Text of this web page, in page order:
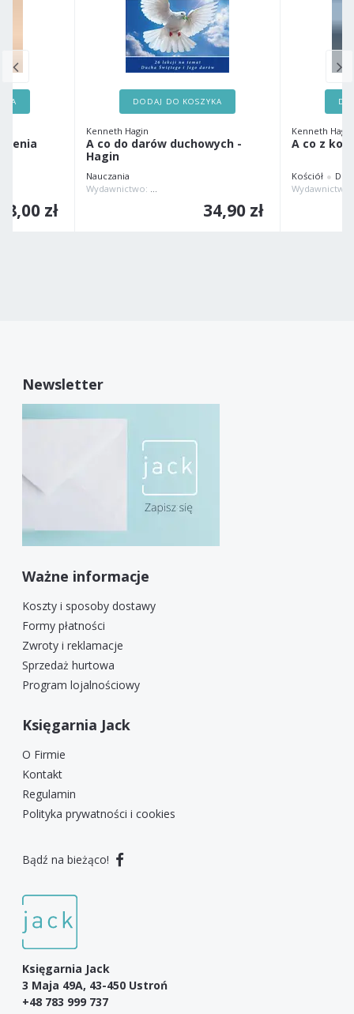
zł
DODAJ DO KOSZYKA
Kenneth Hagin
A co do darów duchowych -
Hagin
Nauczania
34,90 zł
Kenneth Hagin
A co z
Kościół Dla
Newsletter
Ważne informacje
Koszty i sposoby dostawy
Formy płatności
Zwroty i reklamacje
Sprzedaż hurtowa
Program lojalnościowy
Księgarnia Jack
O Firmie
Kontakt
Regulamin
Polityka prywatności i cookies
Bądź na bieżąco!
Księgarnia Jack
3 Maja 49A, 43-450 Ustroń
+48 783 999 737